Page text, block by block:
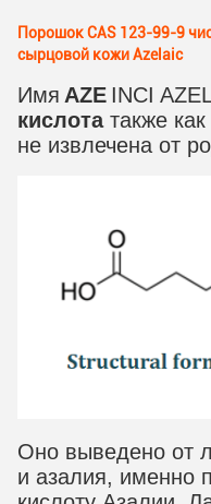
Порошок CAS 123-99-9
сырцовой кожи Azelaic
Имя AZE INCI
кислотатакже как
не извлечена от
Оно выведено от
и азалия, именно